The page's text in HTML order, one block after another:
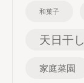
和菓子
天日干し
家庭菜園